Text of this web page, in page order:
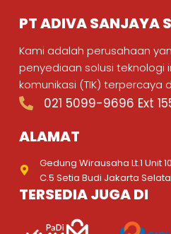
PT ADIVA SANJAYA
Kami adalah perusahaan
penyediaan solusi teknologi
komunikasi (TIK) terpercaya
021 5099-9696 Ext
ALAMAT
Gedung Wirausaha Lt.1 Unit
C.5 Setia Budi Jakarta
TERSEDIA JUGA DI